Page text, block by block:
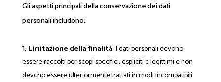
Gli aspetti principali della conservazione dei dati
personali includono:
Limitazione della finalità. I dati personali devono
essere raccolti per scopi specifici, espliciti e legittimi e non
devono essere ulteriormente trattati in modi incompatibili